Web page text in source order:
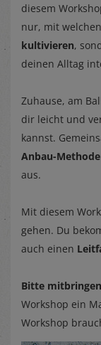
diesem
nur, mit welchen
kultivieren,
deinen Alltag
Zuhause, am
dir leicht und
kannst.
Anbau-
aus.
Mit diesem
gehen. Du
auch einen
Bitte
Workshop ein
Workshop